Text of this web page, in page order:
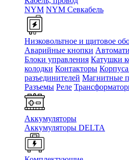
NYM NYM Севкабель
Низковольтное и щитовое
Аварийные кнопки
Блоки управления Катушки
колодки Контакторы
разъединителей Магнитные
Разъемы Реле
Аккумуляторы
Аккумуляторы DELTA